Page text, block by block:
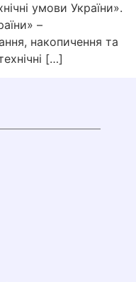
умови України».
–
накопичення та
[…]